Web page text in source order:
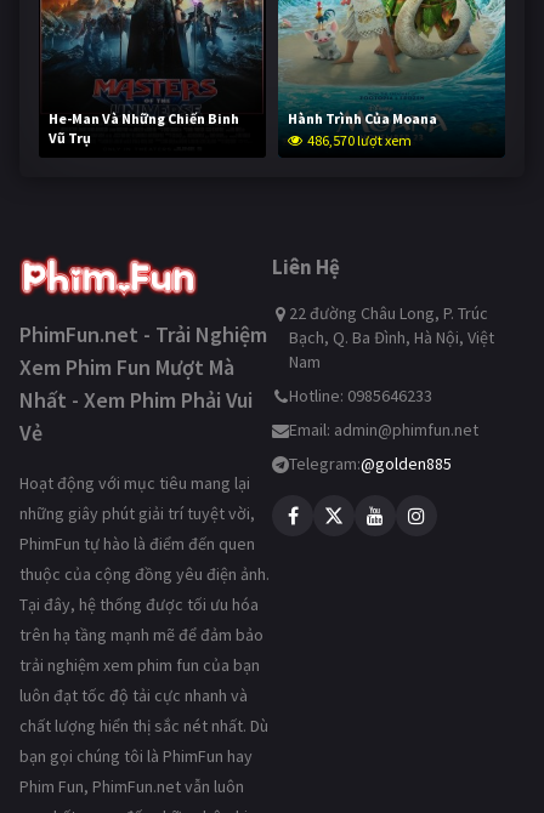
He-Man Và Những Chiến Binh
Vũ Trụ
234,771 lượt xem
Hành Trình Của Moana
486,570 lượt xem
PhimFun.net - Trải Nghiệm
Xem Phim Fun Mượt Mà
Nhất - Xem Phim Phải Vui
Vẻ
Hoạt động với mục tiêu mang lại
những giây phút giải trí tuyệt vời,
PhimFun tự hào là điểm đến quen
thuộc của cộng đồng yêu điện ảnh.
Tại đây, hệ thống được tối ưu hóa
trên hạ tầng mạnh mẽ để đảm bảo
trải nghiệm xem phim fun của bạn
luôn đạt tốc độ tải cực nhanh và
chất lượng hiển thị sắc nét nhất. Dù
bạn gọi chúng tôi là PhimFun hay
Phim Fun, PhimFun.net vẫn luôn
Liên Hệ
22 đường Châu Long, P. Trúc
Bạch, Q. Ba Đình, Hà Nội, Việt
Nam
Hotline: 0985646233
Email: admin@phimfun.net
Telegram:@golden885